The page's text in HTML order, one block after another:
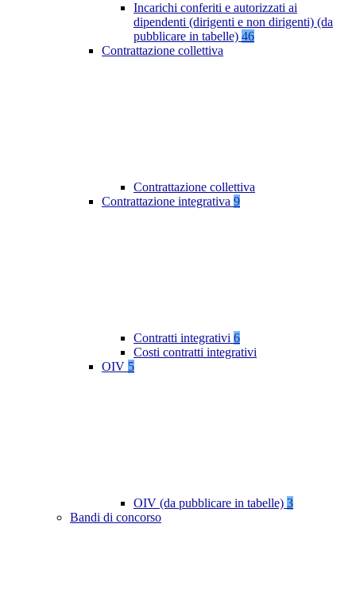
Incarichi conferiti e autorizzati ai
dipendenti (dirigenti e non dirigenti) (da
pubblicare in tabelle) 46
Contrattazione collettiva
Contrattazione collettiva
Contrattazione integrativa 9
Contratti integrativi 6
Costi contratti integrativi
OIV 5
OIV (da pubblicare in tabelle) 3
Bandi di concorso